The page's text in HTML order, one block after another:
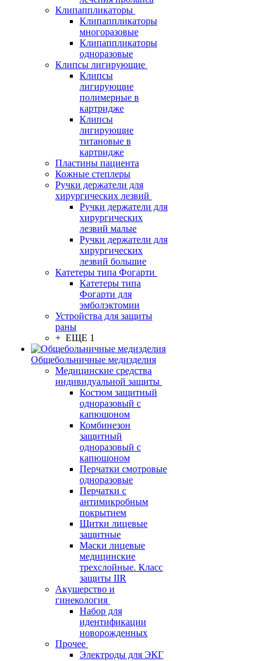
Клипаппликаторы
Клипаппликаторы
многоразовые
Клипаппликаторы
одноразовые
Клипсы лигирующие
Клипсы
лигирующие
полимерные в
картридже
Клипсы
лигирующие
титановые в
картридже
Пластины пациента
Кожные степлеры
Ручки держатели для
хирургических лезвий
Ручки держатели для
хирургических
лезвий малые
Ручки держатели для
хирургических
лезвий большие
Катетеры типа Фогарти
Катетеры типа
Фогарти для
эмболэктомии
Устройства для защиты
раны
+ ЕЩЕ 1
Общебольничные медизделия
Медицинские средства
индивидуальной защиты
Костюм защитный
одноразовый с
капюшоном
Комбинезон
защитный
одноразовый с
капюшоном
Перчатки смотровые
одноразовые
Перчатки с
антимикробным
покрытием
Щитки лицевые
защитные
Маски лицевые
медицинские
трехслойные. Класс
защиты IIR
Акушерство и
гинекология
Набор для
идентификации
новорожденных
Прочее
Электроды для ЭКГ